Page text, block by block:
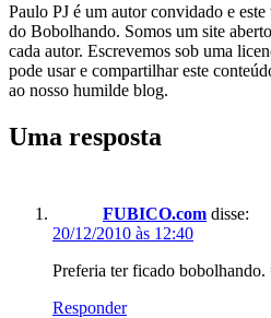
Paulo PJ é um autor convidado e
do Bobolhando. Somos um site
cada autor. Escrevemos sob uma
pode usar e compartilhar este
ao nosso humilde blog.
Uma resposta
FUBICO.com disse:
20/12/2010 às 12:40
Preferia ter ficado
Responder